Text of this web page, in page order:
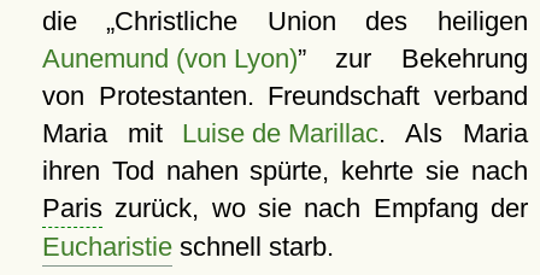
die Christliche Union des heiligen
Aunemund (von Lyon) zur Bekehrung
von Protestanten. Freundschaft verband
Maria mit Luise de Marillac. Als Maria
ihren Tod nahen spürte, kehrte sie nach
Pariszurück, wo sie nach Empfang der
Eucharistieschnell starb.